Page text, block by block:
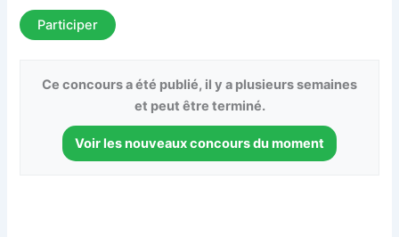
Participer
Ce concours a été publié, il y a plusieurs semaines
et peut être terminé.
Voir les nouveaux concours du moment